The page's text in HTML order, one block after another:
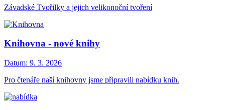
Závadské Tvořilky a jejich velikonoční tvoření
Knihovna - nové knihy
Datum: 9. 3. 2026
Pro čtenáře naší knihovny jsme připravili nabídku knih.